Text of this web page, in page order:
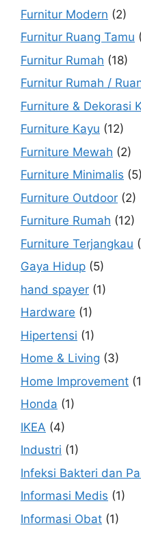
Furnitur Modern (2)
Furnitur Ruang Tamu
Furnitur Rumah (18)
Furnitur Rumah /
Furniture & Dekorasi
Furniture Kayu (12)
Furniture Mewah (2)
Furniture Minimalis (5)
Furniture Outdoor (2)
Furniture Rumah (12)
Furniture Terjangkau
Gaya Hidup (5)
hand spayer (1)
Hardware (1)
Hipertensi (1)
Home & Living (3)
Home Improvement
Honda (1)
IKEA (4)
Industri (1)
Infeksi Bakteri dan
Informasi Medis (1)
Informasi Obat (1)